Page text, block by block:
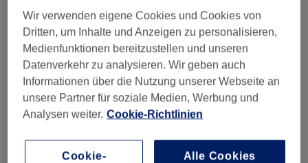
Ambiente
Sauberkeit
Service
Bewertungen filtern
Wir verwenden eigene Cookies und Cookies von
Dritten, um Inhalte und Anzeigen zu personalisieren,
Medienfunktionen bereitzustellen und unseren
Datenverkehr zu analysieren. Wir geben auch
Informationen über die Nutzung unserer Webseite an
unsere Partner für soziale Medien, Werbung und
Analysen weiter. Cookie-Richtlinien
Cookie-
Alle Cookies